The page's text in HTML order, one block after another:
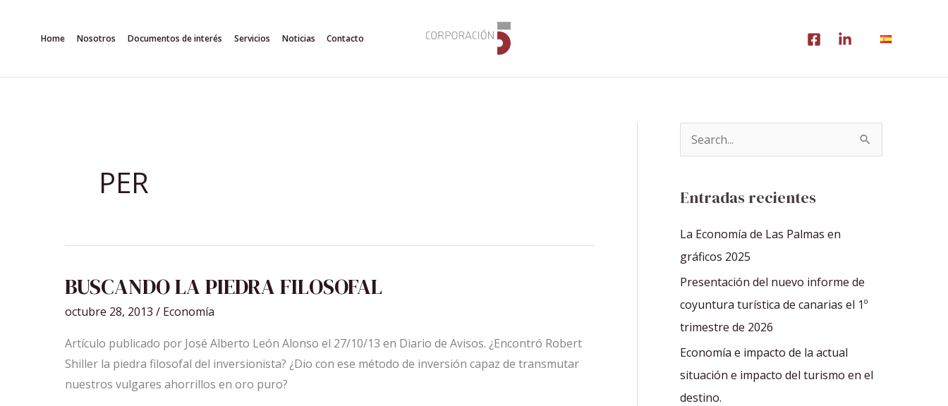
Home Nosotros Documentos de interés Servicios Noticias Contacto
PER
BUSCANDO LA PIEDRA FILOSOFAL
octubre 28, 2013 / Economía
Artículo publicado por José Alberto León Alonso el 27/10/13 en Diario de Avisos. ¿Encontró Robert
Shiller la piedra filosofal del inversionista? ¿Dio con ese método de inversión capaz de transmutar
nuestros vulgares ahorrillos en oro puro?
BUSCANDO
LA
PIEDRA
FILOSOFAL
a
r
p
o
r
:
Entradas recientes
La Economía de Las Palmas en
gráficos 2025
Presentación del nuevo informe de
coyuntura turística de canarias el 1º
trimestre de 2026
Economía e impacto de la actual
situación e impacto del turismo en el
destino.